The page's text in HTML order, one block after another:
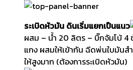
ระเบิดหัวมัน ดินเริ่มแยกเป็นแนว
ผสม – น้ำ 20 ลิตร – บิ๊กจัมโบ้ 4
แกง ผสมให้เข้ากัน ฉีดพ่นใบมันส
ให้สูงมาก (ต้องการระเบิดหัวมัน)